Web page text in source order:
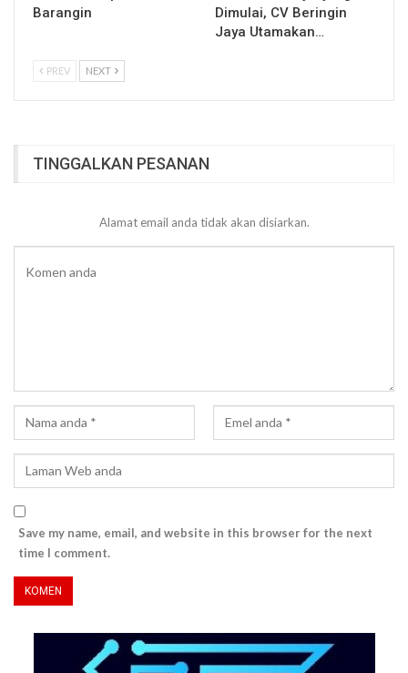
Barangin
Dimulai, CV Beringin
Jaya Utamakan…
PREV NEXT
TINGGALKAN PESANAN
Alamat email anda tidak akan disiarkan.
Save my name, email, and website in this browser for the next
time I comment.